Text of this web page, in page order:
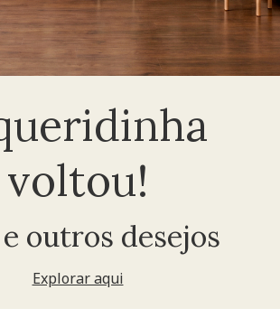
voltou!
e outros desejos
Explorar aqui